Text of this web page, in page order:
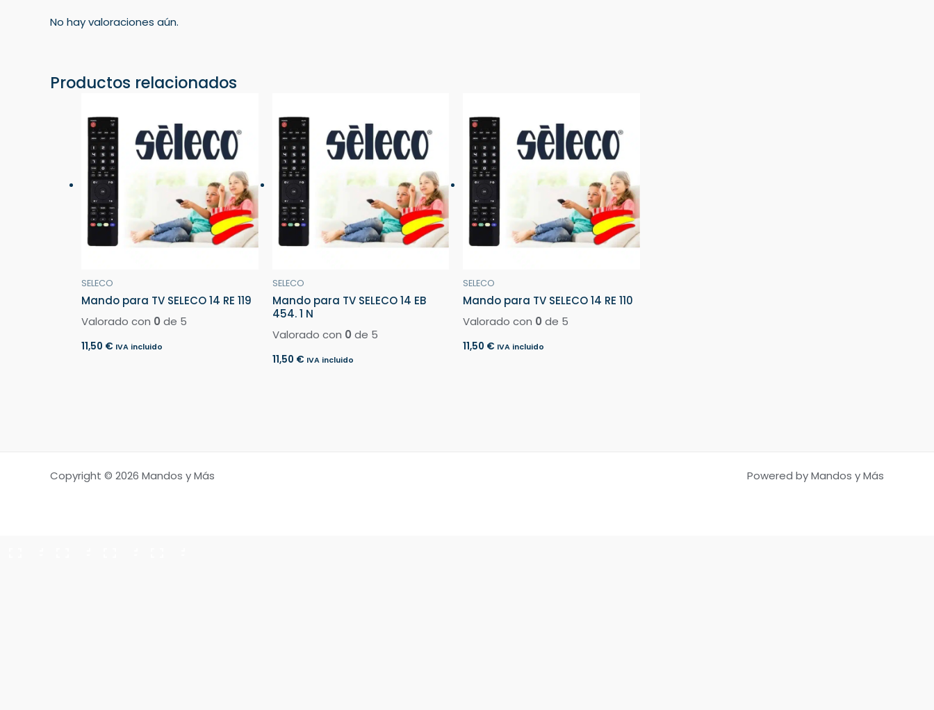
No hay valoraciones aún.
Productos relacionados
SELECO
Mando para TV SELECO 14 RE 119
Valorado con 0 de 5
11,50 € IVA incluido
SELECO
Mando para TV SELECO 14 EB
454. 1 N
Valorado con 0 de 5
11,50 € IVA incluido
SELECO
Mando para TV SELECO 14 RE 110
Valorado con 0 de 5
11,50 € IVA incluido
Copyright © 2026 Mandos y Más Powered by Mandos y Más